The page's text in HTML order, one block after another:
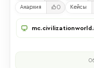
Анархия 0 Кейсы